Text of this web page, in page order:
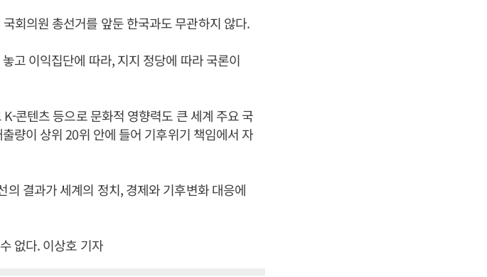
회의원 총선거를 앞둔 한국과도 무관하지 않다.
고 이익집단에 따라, 지지 정당에 따라 국론이
콘텐츠 등으로 문화적 영향력도 큰 세계 주요 국
량이 상위 20위 안에 들어 기후위기 책임에서 자
결과가 세계의 정치, 경제와 기후변화 대응에
없다. 이상호 기자